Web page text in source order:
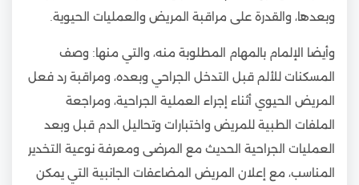
وبعدها، والقدرة على مراقبة المريض والعمليات الحيوية.
وأيضا الإلمام بالمهام المطلوبة منه، والتي منها: وصف
المسكنات للألم قبل التدخل الجراحي وبعده، ومراقبة رد فعل
المريض الحيوي أثناء إجراء العملية الجراحية، ومراجعة
الملفات الطبية للمريض واختبارات وتحاليل الدم قبل وبعد
العمليات الجراحية الحديث مع المرضى ومعرفة نوعية التخدير
المناسب، مع إعلان المريض المضاعفات الجانبية التي يمكن